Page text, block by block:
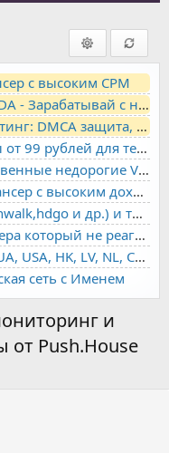
с высоким CPM
Партнерская программа VAVADA - Зарабатывай с нами!
DarkHost - Ваш надежный хостинг: DMCA защита, лояльность, анонимность
LITE.HOST - хостинг и серверы от 99 рублей для тех, кто любит не переплачивать. Доступ по SSH, поддержка PHP, GIT, COMPOSER, сертификаты Let's Encrypt
✅ rdp.monster | высококачественные недорогие VPS, RDP - выделенные серверы
Videoseed - новый видео-балансер с высоким доходом
Популярные кино базы (moonwalk,hdgo и др.) и торренты в одном плеере для вашего сайта
Посоветуйте пожалуйста хостера который не реагирует на ркн
THE.HOSTING - VPS/VDS - MD, UA, USA, HK, LV, NL, CA, DE, SK, CZE, GB, IL, TR, PL, BG, RO, IT, FL, HU, PT.
сеть с Именем
и
от Push.House